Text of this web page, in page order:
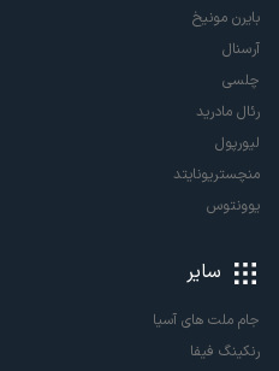
بایرن مونیخ
آرسنال
چلسی
رئال مادرید
لیورپول
منچستریونایتد
یوونتوس
سایر
جام ملت های آسیا
رنکینگ فیفا